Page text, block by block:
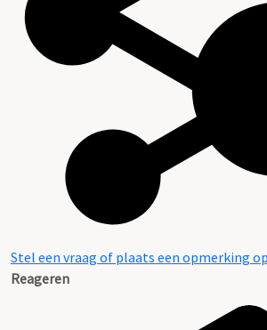
Stel een vraag of plaats een opmerking
Reageren